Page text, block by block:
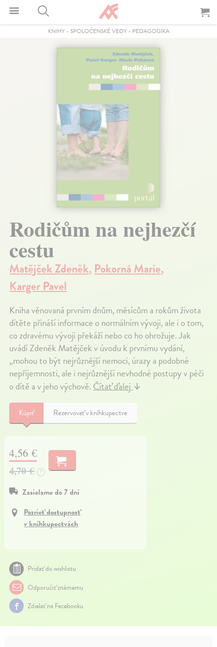
KNIHY- SPOLOČENSKÉ VEDY- PEDAGOGIKA
Rodičům na nejhezčí
cestu
Matějček Zdeněk,Pokorná Marie,
Karger Pavel
Kniha věnovaná prvním dnům, měsícům a rokům života
dítěte přináší informace o normálním vývoji, ale i o tom,
co zdravému vývoji překáží nebo co ho ohrožuje. Jak
uvádí Zdeněk Matějček v úvodu k prvnímu vydání,
„mohou to být nejrůznější nemoci, úrazy a podobné
nepříjemnosti, ale i nejrůznější nevhodné postupy v péči
o dítě a v jeho výchově.Čítať ďalej↓
Kúpiť Rezervovať v kníhkupectve
4,56 €
4,70 €
?
Zasielame do 7 dní
Pozrieť dostupnosť
v kníhkupectvách
Pridať do wishlistu
Odporučiť známemu
Zdielať na Facebooku